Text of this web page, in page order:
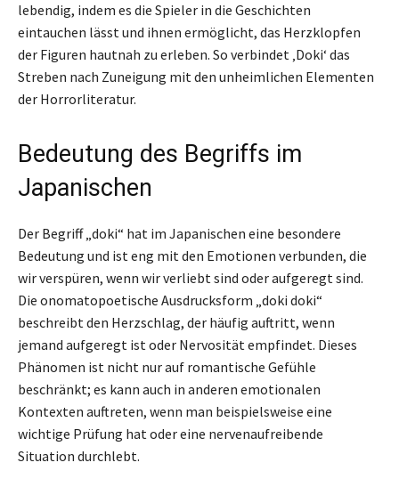
lebendig, indem es die Spieler in die Geschichten
eintauchen lässt und ihnen ermöglicht, das Herzklopfen
der Figuren hautnah zu erleben. So verbindet ‚Doki‘ das
Streben nach Zuneigung mit den unheimlichen Elementen
der Horrorliteratur.
Bedeutung des Begriffs im
Japanischen
Der Begriff „doki“ hat im Japanischen eine besondere
Bedeutung und ist eng mit den Emotionen verbunden, die
wir verspüren, wenn wir verliebt sind oder aufgeregt sind.
Die onomatopoetische Ausdrucksform „doki doki“
beschreibt den Herzschlag, der häufig auftritt, wenn
jemand aufgeregt ist oder Nervosität empfindet. Dieses
Phänomen ist nicht nur auf romantische Gefühle
beschränkt; es kann auch in anderen emotionalen
Kontexten auftreten, wenn man beispielsweise eine
wichtige Prüfung hat oder eine nervenaufreibende
Situation durchlebt.